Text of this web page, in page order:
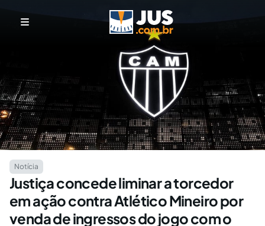
Notícia
Justiça concede liminar a torcedor
em ação contra Atlético Mineiro por
venda de ingressos do jogo com o